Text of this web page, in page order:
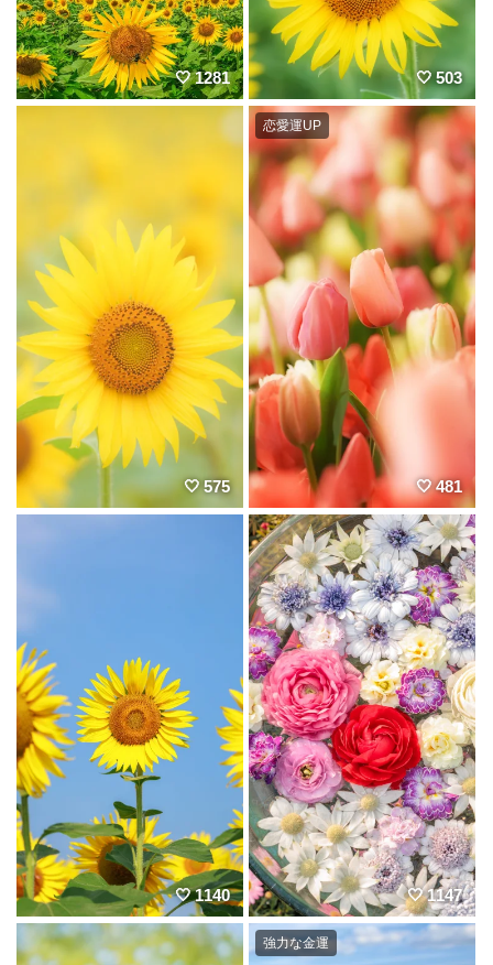
1281 503
575
恋愛運UP
481
1140 1147
強力な金運